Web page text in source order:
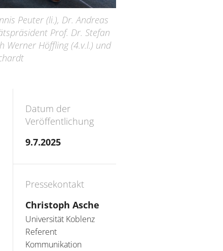
Peuter (li.), Dr. Andreas
Prof. Dr. Stefan
Werner Höffling (4.v.l.) und
Datum der
Veröffentlichung
9.7.2025
Pressekontakt
Christoph Asche
Universität Koblenz
Referent
Kommunikation